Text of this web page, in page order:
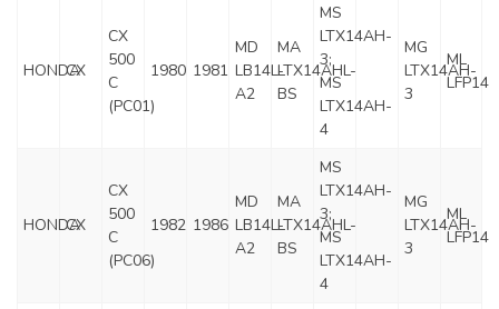
HONDA
CX
CX
500
C
(PC01)
1980 1981
MD
LB14L-
A2
MA
LTX14AHL-
BS
MS
LTX14AH-
3;
MS
LTX14AH-
4
MG
LTX14AH-
3
ML
LFP14
HONDA
CX
CX
500
C
(PC06)
1982 1986
MD
LB14L-
A2
MA
LTX14AHL-
BS
MS
LTX14AH-
3;
MS
LTX14AH-
4
MG
LTX14AH-
3
ML
LFP14